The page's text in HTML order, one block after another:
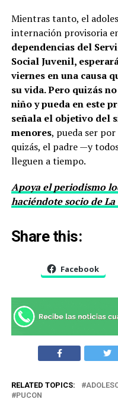
Mientras tanto, el
internación provisoria
dependencias del
Social Juvenil,
viernes en una causa
su vida. Pero quizás
niño y pueda en este
señala el objetivo del
menores, pueda ser
quizás, el padre —y
lleguen a tiempo.
Apoya el periodismo
haciéndote socio de La
Share this:
Facebook
RELATED TOPICS:
PUCON